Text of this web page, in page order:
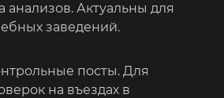
анализов. Актуальны для
заведений.
посты. Для
на въездах в